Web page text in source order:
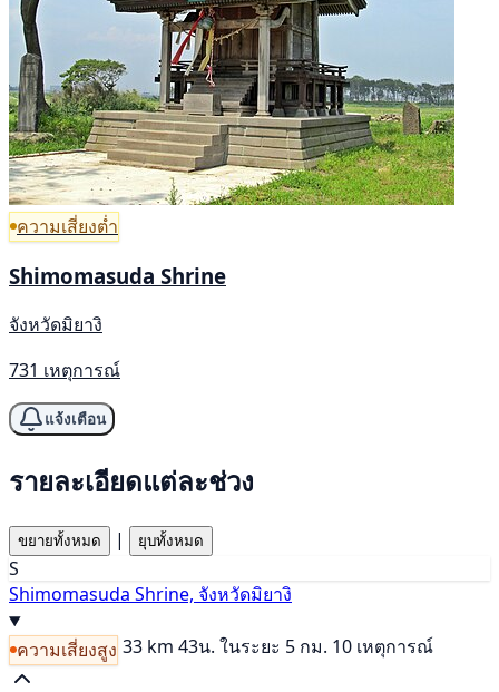
ความเสี่ยงต่ำ
Shimomasuda Shrine
จังหวัดมิยางิ
731 เหตุการณ์
แจ้งเตือน
รายละเอียดแต่ละช่วง
ขยายทั้งหมด | ยุบทั้งหมด
S
Shimomasuda Shrine, จังหวัดมิยางิ
ความเสี่ยงสูง 33 km 43น. ในระยะ 5 กม. 10 เหตุการณ์